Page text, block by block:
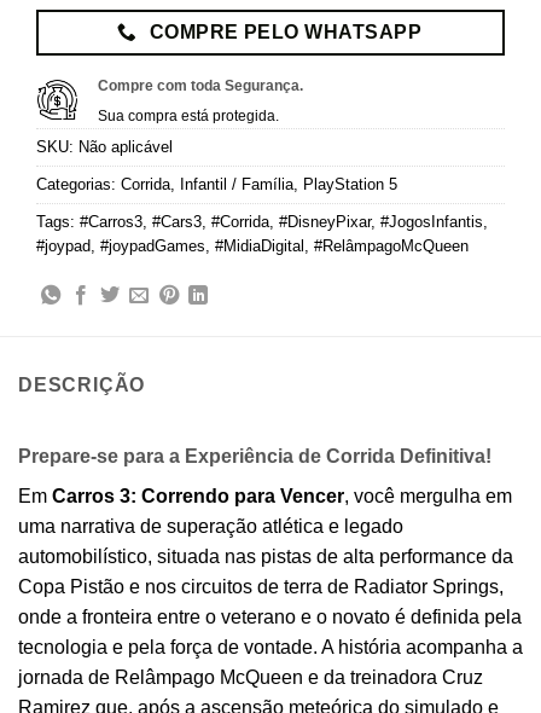
COMPRE PELO WHATSAPP
Compre com toda Segurança.
Sua compra está protegida.
SKU: Não aplicável
Categorias: Corrida Infantil / Família PlayStation 5
Tags: #Carros3 #Cars3 #Corrida #DisneyPixar, #JogosInfantis
#joypad #joypadGames #MidiaDigital #RelâmpagoMcQueen
DESCRIÇÃO
Prepare-se para a Experiência de Corrida Definitiva!
Em Carros 3: Correndo para Vencer, você mergulha em
uma narrativa de superação atlética e legado
automobilístico, situada nas pistas de alta performance da
Copa Pistão e nos circuitos de terra de Radiator Springs,
onde a fronteira entre o veterano e o novato é definida pela
tecnologia e pela força de vontade. A história acompanha a
jornada de Relâmpago McQueen e da treinadora Cruz
Ramirez que, após a ascensão meteórica do simulado e